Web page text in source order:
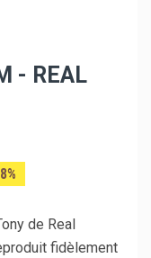
- REAL
de Real
fidèlement